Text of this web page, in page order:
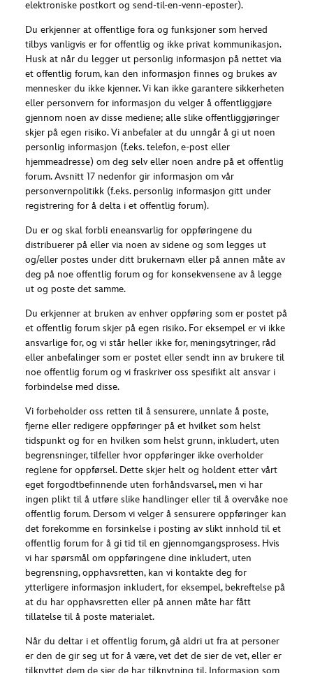
elektroniske postkort og send-til-en-venn-eposter).
Du erkjenner at offentlige fora og funksjoner som herved
tilbys vanligvis er for offentlig og ikke privat kommunikasjon.
Husk at når du legger ut personlig informasjon på nettet via
et offentlig forum, kan den informasjon finnes og brukes av
mennesker du ikke kjenner. Vi kan ikke garantere sikkerheten
eller personvern for informasjon du velger å offentliggjøre
gjennom noen av disse mediene; alle slike offentliggjøringer
skjer på egen risiko. Vi anbefaler at du unngår å gi ut noen
personlig informasjon (f.eks. telefon, e-post eller
hjemmeadresse) om deg selv eller noen andre på et offentlig
forum. Avsnitt 17 nedenfor gir informasjon om vår
personvernpolitikk (f.eks. personlig informasjon gitt under
registrering for å delta i et offentlig forum).
Du er og skal forbli eneansvarlig for oppføringene du
distribuerer på eller via noen av sidene og som legges ut
og/eller postes under ditt brukernavn eller på annen måte av
deg på noe offentlig forum og for konsekvensene av å legge
ut og poste det samme.
Du erkjenner at bruken av enhver oppføring som er postet på
et offentlig forum skjer på egen risiko. For eksempel er vi ikke
ansvarlige for, og vi står heller ikke for, meningsytringer, råd
eller anbefalinger som er postet eller sendt inn av brukere til
noe offentlig forum og vi fraskriver oss spesifikt alt ansvar i
forbindelse med disse.
Vi forbeholder oss retten til å sensurere, unnlate å poste,
fjerne eller redigere oppføringer på et hvilket som helst
tidspunkt og for en hvilken som helst grunn, inkludert, uten
begrensninger, tilfeller hvor oppføringer ikke overholder
reglene for oppførsel. Dette skjer helt og holdent etter vårt
eget forgodtbefinnende uten forhåndsvarsel, men vi har
ingen plikt til å utføre slike handlinger eller til å overvåke noe
offentlig forum. Dersom vi velger å sensurere oppføringer kan
det forekomme en forsinkelse i posting av slikt innhold til et
offentlig forum for å gi tid til en gjennomgangsprosess. Hvis
vi har spørsmål om oppføringene dine inkludert, uten
begrensning, opphavsretten, kan vi kontakte deg for
ytterligere informasjon inkludert, for eksempel, bekreftelse på
at du har opphavsretten eller på annen måte har fått
tillatelse til å poste materialet.
Når du deltar i et offentlig forum, gå aldri ut fra at personer
er den de gir seg ut for å være, vet det de sier de vet, eller er